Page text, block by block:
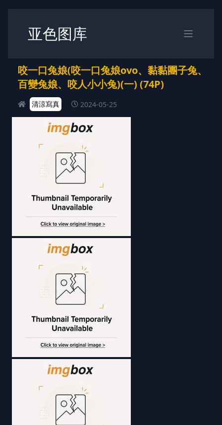
亚色图库
咬一口兔娘(咬一口兔娘ovo、黏黏團子兔、
百變兔娘、咬人小小兔)(一) (74P)
清涼寫真 2024-05-25